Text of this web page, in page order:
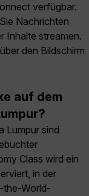
verfügbar.
Nachrichten
Inhalte streamen.
den Bildschirm
auf dem
Lumpur sind
Class wird ein
in der
the-World-